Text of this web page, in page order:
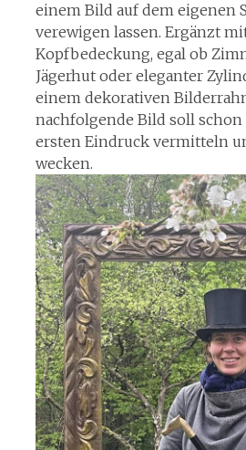
einem Bild auf dem eigenen
verewigen lassen. Ergänzt
Kopfbedeckung, egal ob
Jägerhut oder eleganter
einem dekorativen
nachfolgende Bild soll
ersten Eindruck vermitteln
wecken.